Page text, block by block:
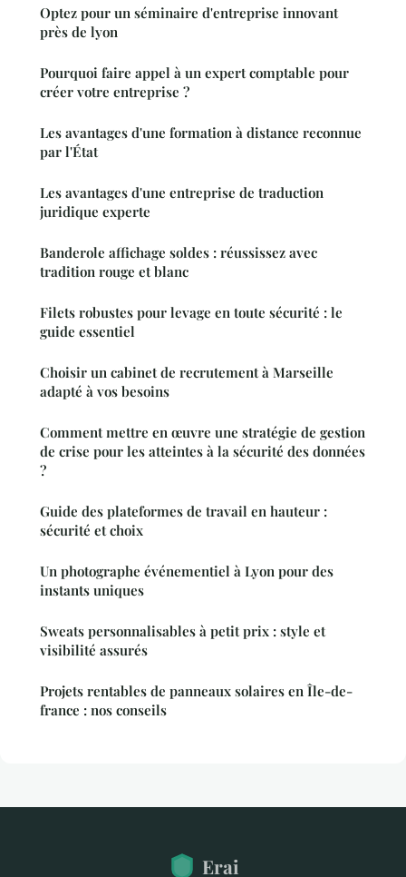
Optez pour un séminaire d'entreprise innovant
près de lyon
Pourquoi faire appel à un expert comptable pour
créer votre entreprise ?
Les avantages d'une formation à distance reconnue
par l'État
Les avantages d'une entreprise de traduction
juridique experte
Banderole affichage soldes : réussissez avec
tradition rouge et blanc
Filets robustes pour levage en toute sécurité : le
guide essentiel
Choisir un cabinet de recrutement à Marseille
adapté à vos besoins
Comment mettre en œuvre une stratégie de gestion
de crise pour les atteintes à la sécurité des données
?
Guide des plateformes de travail en hauteur :
sécurité et choix
Un photographe événementiel à Lyon pour des
instants uniques
Sweats personnalisables à petit prix : style et
visibilité assurés
Projets rentables de panneaux solaires en Île-de-
france : nos conseils
Erai